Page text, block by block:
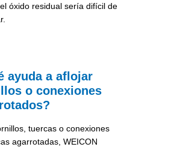
óxido residual sería difícil de
ayuda a aflojar
o conexiones
tuercas o conexiones
agarrotadas, WEICON